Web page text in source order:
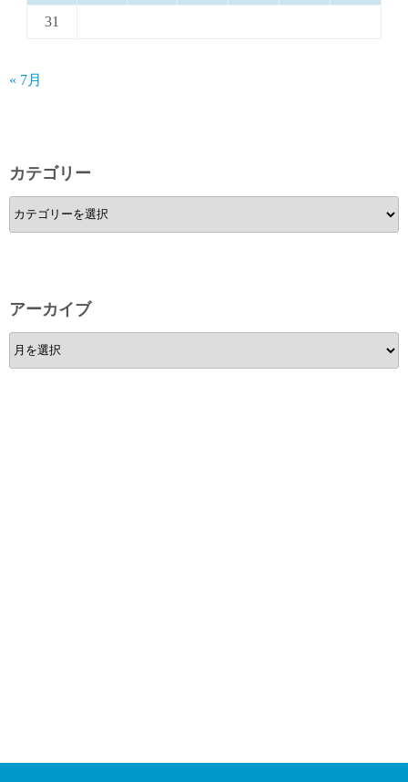
31
« 7月
カテゴリー
カ
テ
ー
アーカイブ
ア
ー